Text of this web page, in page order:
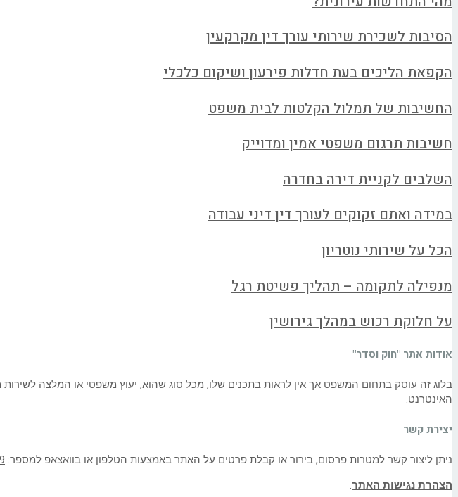
הסיבות לשכירת שירותי עורך דין מקרקעין
הקפאת הליכים בעת חדלות פירעון ושיקום כלכלי
החשיבות של תמלול הקלטות לבית משפט
חשיבות תרגום משפטי אמין ומדוייק
השלבים לקניית דירה בחדרה
במידה ואתם זקוקים לעורך דין דיני עבודה
הכל על שירותי נוטריון
מנפילה לתקומה – תהליך פשיטת רגל
על חלוקת רכוש במהלך גירושין
אודות אתר "חוק וסדר"
בלוג זה עוסק בתחום המשפט אך אין לראות בתכנים שלו, מכל סוג שהוא, יעוץ משפטי או המלצה
האינטרנט.
יצירת קשר
ניתן ליצור קשר למטרות פרסום, בירור או קבלת פרטים על האתר באמצעות הטלפון או בוואצאפ למספר:
הצהרת נגישות האתר.